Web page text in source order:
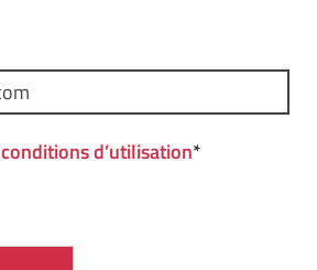
conditions d’utilisation*